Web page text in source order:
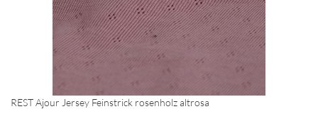
REST Ajour Jersey Feinstrick rosenholz altrosa